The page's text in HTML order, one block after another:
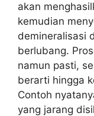
akan
kemudian
demineralisasi
berlubang.
namun pasti,
berarti hingga
Contoh
yang jarang